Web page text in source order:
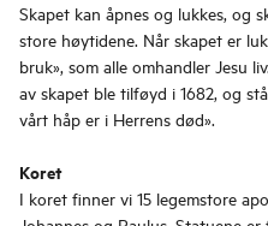
Skapet kan åpnes og lukkes, og
store høytidene. Når skapet er
bruk», som alle omhandler Jesu
av skapet ble tilføyd i 1682, og
vårt håp er i Herrens død».
Koret
I koret finner vi 15 legemstore